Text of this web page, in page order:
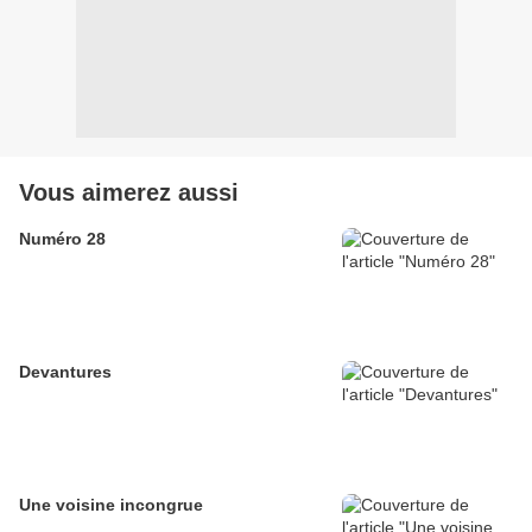
Vous aimerez aussi
Numéro 28
Devantures
Une voisine incongrue